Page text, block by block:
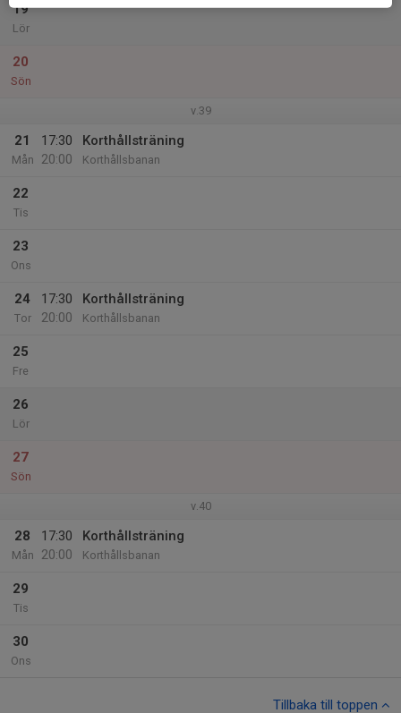
19
Lör
20
Sön
v.39
21
Mån
17:30
20:00
Korthållsträning
Korthållsbanan
22
Tis
23
Ons
24
Tor
17:30
20:00
Korthållsträning
Korthållsbanan
25
Fre
26
Lör
27
Sön
v.40
28
Mån
17:30
20:00
Korthållsträning
Korthållsbanan
29
Tis
30
Ons
Tillbaka till toppen